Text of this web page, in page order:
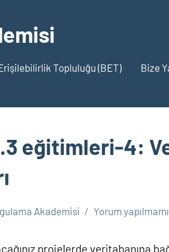
Topluluğu (BET) Bize
eğitimleri-4:
Akademisi Yorum
projelerde veritabanına